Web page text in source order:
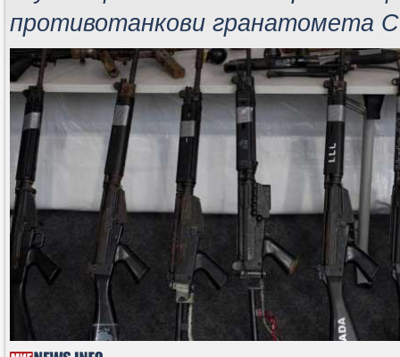
противотанкови гранатомета